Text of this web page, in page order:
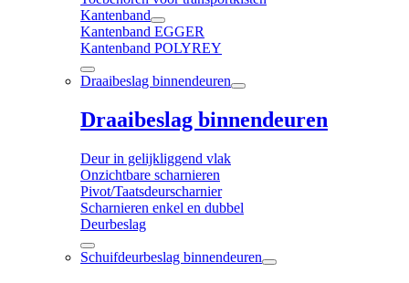
Kantenband
Kantenband EGGER
Kantenband POLYREY
Draaibeslag binnendeuren
Draaibeslag binnendeuren
Deur in gelijkliggend vlak
Onzichtbare scharnieren
Pivot/Taatsdeurscharnier
Scharnieren enkel en dubbel
Deurbeslag
Schuifdeurbeslag binnendeuren